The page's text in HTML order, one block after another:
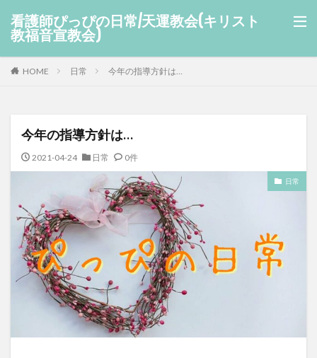
看護師ぴっぴの日常/天運教会(キリスト
教福音宣教会)
HOME 日常 今年の指導方針は…
今年の指導方針は…
2021-04-24 日常 0件
日常